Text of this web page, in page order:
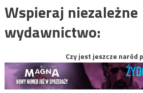
Wspieraj niezależne
wydawnictwo:
Czy jest jeszcze naród